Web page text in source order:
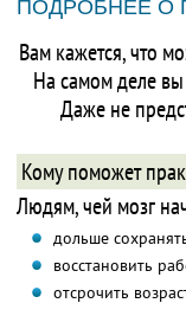
ПОДРОБНЕЕ О
Вам кажется, что
На самом деле вы
Даже не
Кому поможет
Людям, чей мозг
дольше
восстановить
отсрочить